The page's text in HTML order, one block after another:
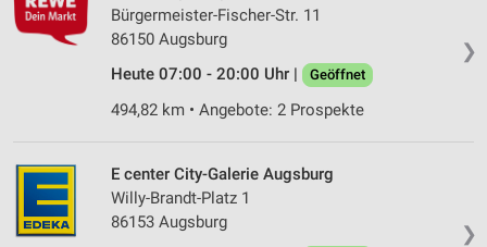
❯
Bürgermeister-Fischer-Str. 11
86150 Augsburg
Heute 07:00 - 20:00 Uhr |
Geöffnet
494,82 km • Angebote: 2 Prospekte
❯
E center City-Galerie Augsburg
Willy-Brandt-Platz 1
86153 Augsburg